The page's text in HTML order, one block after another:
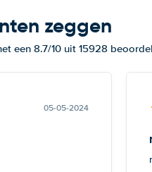
zeggen
een 8.7/10 uit 15928
05-05-2024